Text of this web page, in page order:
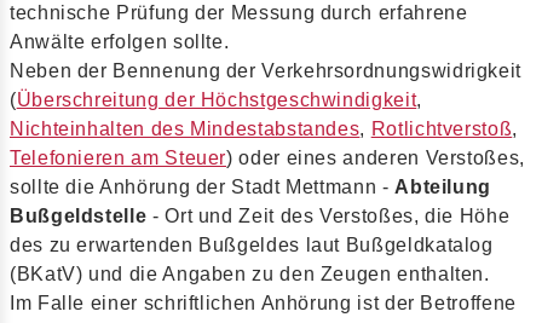
technische Prüfung der Messung durch erfahrene
Anwälte erfolgen sollte.
Neben der Bennenung der Verkehrsordnungswidrigkeit
(Überschreitung der Höchstgeschwindigkeit,
Nichteinhalten des Mindestabstandes, Rotlichtverstoß,
Telefonieren am Steuer) oder eines anderen Verstoßes,
sollte die Anhörung der Stadt Mettmann - Abteilung
Bußgeldstelle - Ort und Zeit des Verstoßes, die Höhe
des zu erwartenden Bußgeldes laut Bußgeldkatalog
(BKatV) und die Angaben zu den Zeugen enthalten.
Im Falle einer schriftlichen Anhörung ist der Betroffene